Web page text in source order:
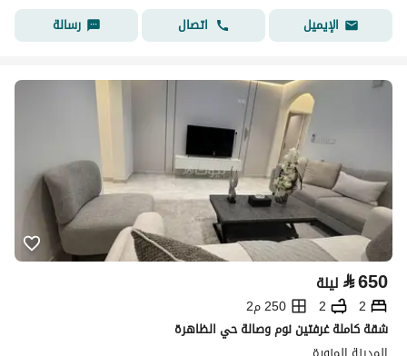
الإيميل اتصال رسالة
⃁650 ليلة
2
2
250 م2
شقة كاملة غرفتين نوم وصالة حي الظاهرة